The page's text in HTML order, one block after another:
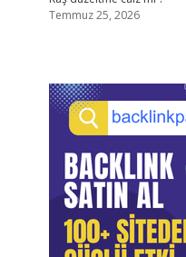
Temmuz 25, 2026